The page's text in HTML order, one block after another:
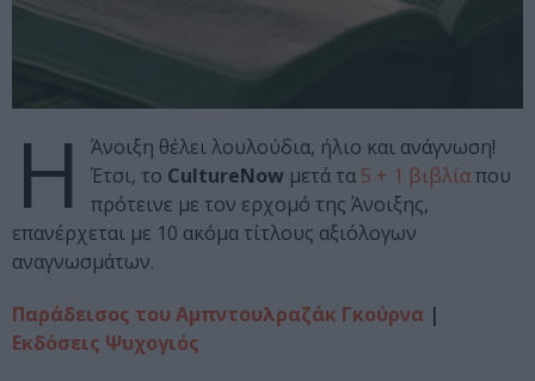
Η
Άνοιξη θέλει λουλούδια, ήλιο και ανάγνωση!
Έτσι, το CultureNow μετά τα 5 + 1 βιβλίαπου
πρότεινε με τον ερχομό της Άνοιξης,
επανέρχεται με 10 ακόμα τίτλους αξιόλογων
αναγνωσμάτων.
Παράδεισος του Αμπντουλραζάκ Γκούρνα |
Εκδόσεις Ψυχογιός